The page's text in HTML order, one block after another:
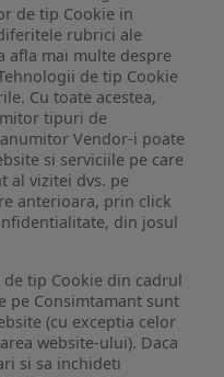
de tip Cookie in
rubrici ale
afla mai multe despre
de tip Cookie
Cu toate acestea,
tipuri de
Vendor-i poate
si serviciile pe care
al vizitei dvs. pe
anterioara, prin click
din josul
tip Cookie din cadrul
pe Consimtamant sunt
(cu exceptia celor
website-ului). Daca
si sa inchideti